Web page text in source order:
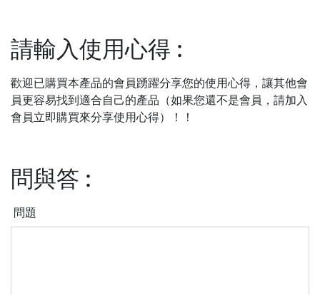
請輸入使用心得 :
歡迎已購買本產品的會員踴躍分享您的使用心得，讓其他會
員更容易找到適合自己的產品（如果您還不是會員，請加入
會員立即購買來分享使用心得）！！
問與答 :
問題